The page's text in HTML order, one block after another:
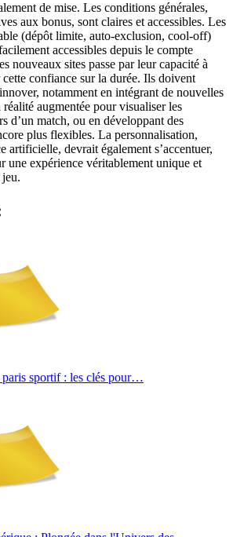
de mise. Les conditions générales,
aux bonus, sont claires et accessibles. Les
(dépôt limite, auto-exclusion, cool-off)
accessibles depuis le compte
nouveaux sites passe par leur capacité à
confiance sur la durée. Ils doivent
notamment en intégrant de nouvelles
augmentée pour visualiser les
d’un match, ou en développant des
plus flexibles. La personnalisation,
artificielle, devrait également s’accentuer,
une expérience véritablement unique et
paris sportif : les clés pour…